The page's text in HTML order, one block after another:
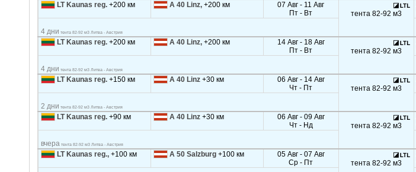
LT Kaunas reg. +200 км A 40 Linz, +200 км
07 Авг - 11 Авг
Пт - Вт
тента 82-92 м3
4 дни тента 82-92 м3 Литва - Австрия
LT Kaunas reg. +200 км A 40 Linz, +200 км
14 Авг - 18 Авг
Пт - Вт
тента 82-92 м3
4 дни тента 82-92 м3 Литва - Австрия
LT Kaunas reg. +150 км A 40 Linz +30 км
06 Авг - 14 Авг
Чт - Пт
тента 82-92 м3
2 дни тента 82-92 м3 Литва - Австрия
LT Kaunas reg. +90 км A 40 Linz +30 км
06 Авг - 09 Авг
Чт - Нд
тента 82-92 м3
вчера тента 82-92 м3 Литва - Австрия
LT Kaunas reg., +100 км A 50 Salzburg +100 км
05 Авг - 07 Авг
Ср - Пт
тента 82-92 м3